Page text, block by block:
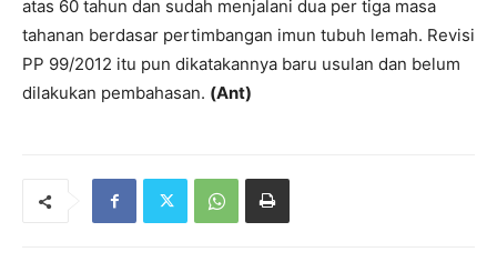
atas 60 tahun dan sudah menjalani dua per tiga masa
tahanan berdasar pertimbangan imun tubuh lemah. Revisi
PP 99/2012 itu pun dikatakannya baru usulan dan belum
dilakukan pembahasan. (Ant)